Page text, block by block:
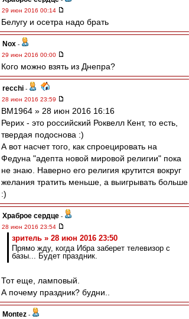
29 июн 2016 00:14
Белугу и осетра надо брать
Nox -
29 июн 2016 00:00
Кого можно взять из Днепра?
recchi -
28 июн 2016 23:59
BM1964 » 28 июн 2016 16:16
Рерих - это российский Роквелл Кент, то есть,
твердая подоснова :)
А вот насчет того, как спроецировать на
Федуна "адепта новой мировой религии" пока
не знаю. Наверно его религия крутится вокруг
желания тратить меньше, а выигрывать больше
:)
Храброе сердце -
28 июн 2016 23:54
зpитель » 28 июн 2016 23:50
Прямо жду, когда Ибра заберет телевизор с
базы... Будет праздник.
Тот еще, ламповый.
А почему праздник? будни..
Montez -